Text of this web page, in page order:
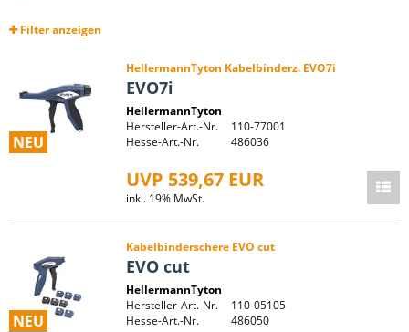
Filteranzeigen
NEU
HellermannTyton Kabelbinderz. EVO7i
EVO7i
HellermannTyton
Hersteller-Art.-Nr.
110-77001
Hesse-Art.-Nr.
486036
UVP 539,67 EUR
inkl. 19% MwSt.
NEU
Kabelbinderschere EVO cut
EVO cut
HellermannTyton
Hersteller-Art.-Nr.
110-05105
Hesse-Art.-Nr.
486050